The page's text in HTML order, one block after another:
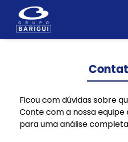
Ficou com dúvidas sobre
Conte com a nossa equipe
para uma análise